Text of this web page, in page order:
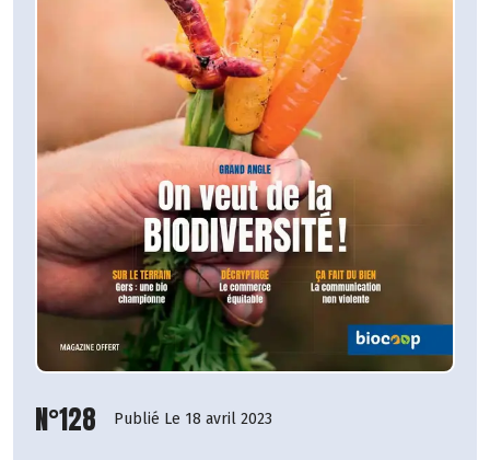
N°128 Publié Le 18 avril 2023